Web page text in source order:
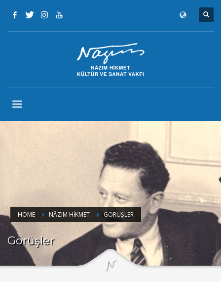
HOME NÂZIM HİKMET GÖRÜŞLER
Görüşler